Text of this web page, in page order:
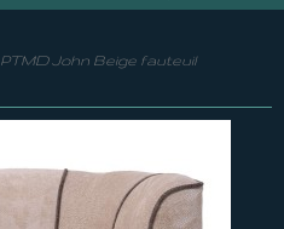
PTMD John Beige fauteuil